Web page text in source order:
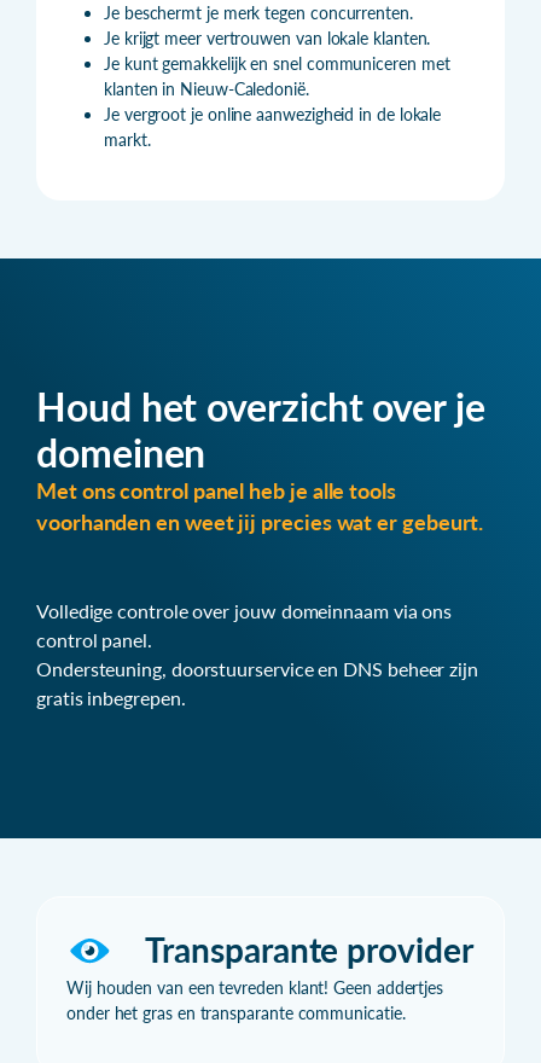
Je beschermt je merk tegen concurrenten.
Je krijgt meer vertrouwen van lokale klanten.
Je kunt gemakkelijk en snel communiceren met
klanten in Nieuw-Caledonië.
Je vergroot je online aanwezigheid in de lokale
markt.
Houd het overzicht over je
domeinen
Met ons control panel heb je alle tools
voorhanden en weet jij precies wat er gebeurt.
Volledige controle over jouw domeinnaam via ons
control panel.
Ondersteuning, doorstuurservice en DNS beheer zijn
gratis inbegrepen.
Transparante provider
Wij houden van een tevreden klant! Geen addertjes
onder het gras en transparante communicatie.